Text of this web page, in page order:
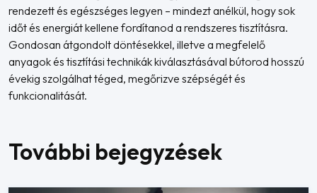
rendezett és egészséges legyen – mindezt anélkül, hogy sok
időt és energiát kellene fordítanod a rendszeres tisztításra.
Gondosan átgondolt döntésekkel, illetve a megfelelő
anyagok és tisztítási technikák kiválasztásával bútorod hosszú
évekig szolgálhat téged, megőrizve szépségét és
funkcionalitását.
További bejegyzések